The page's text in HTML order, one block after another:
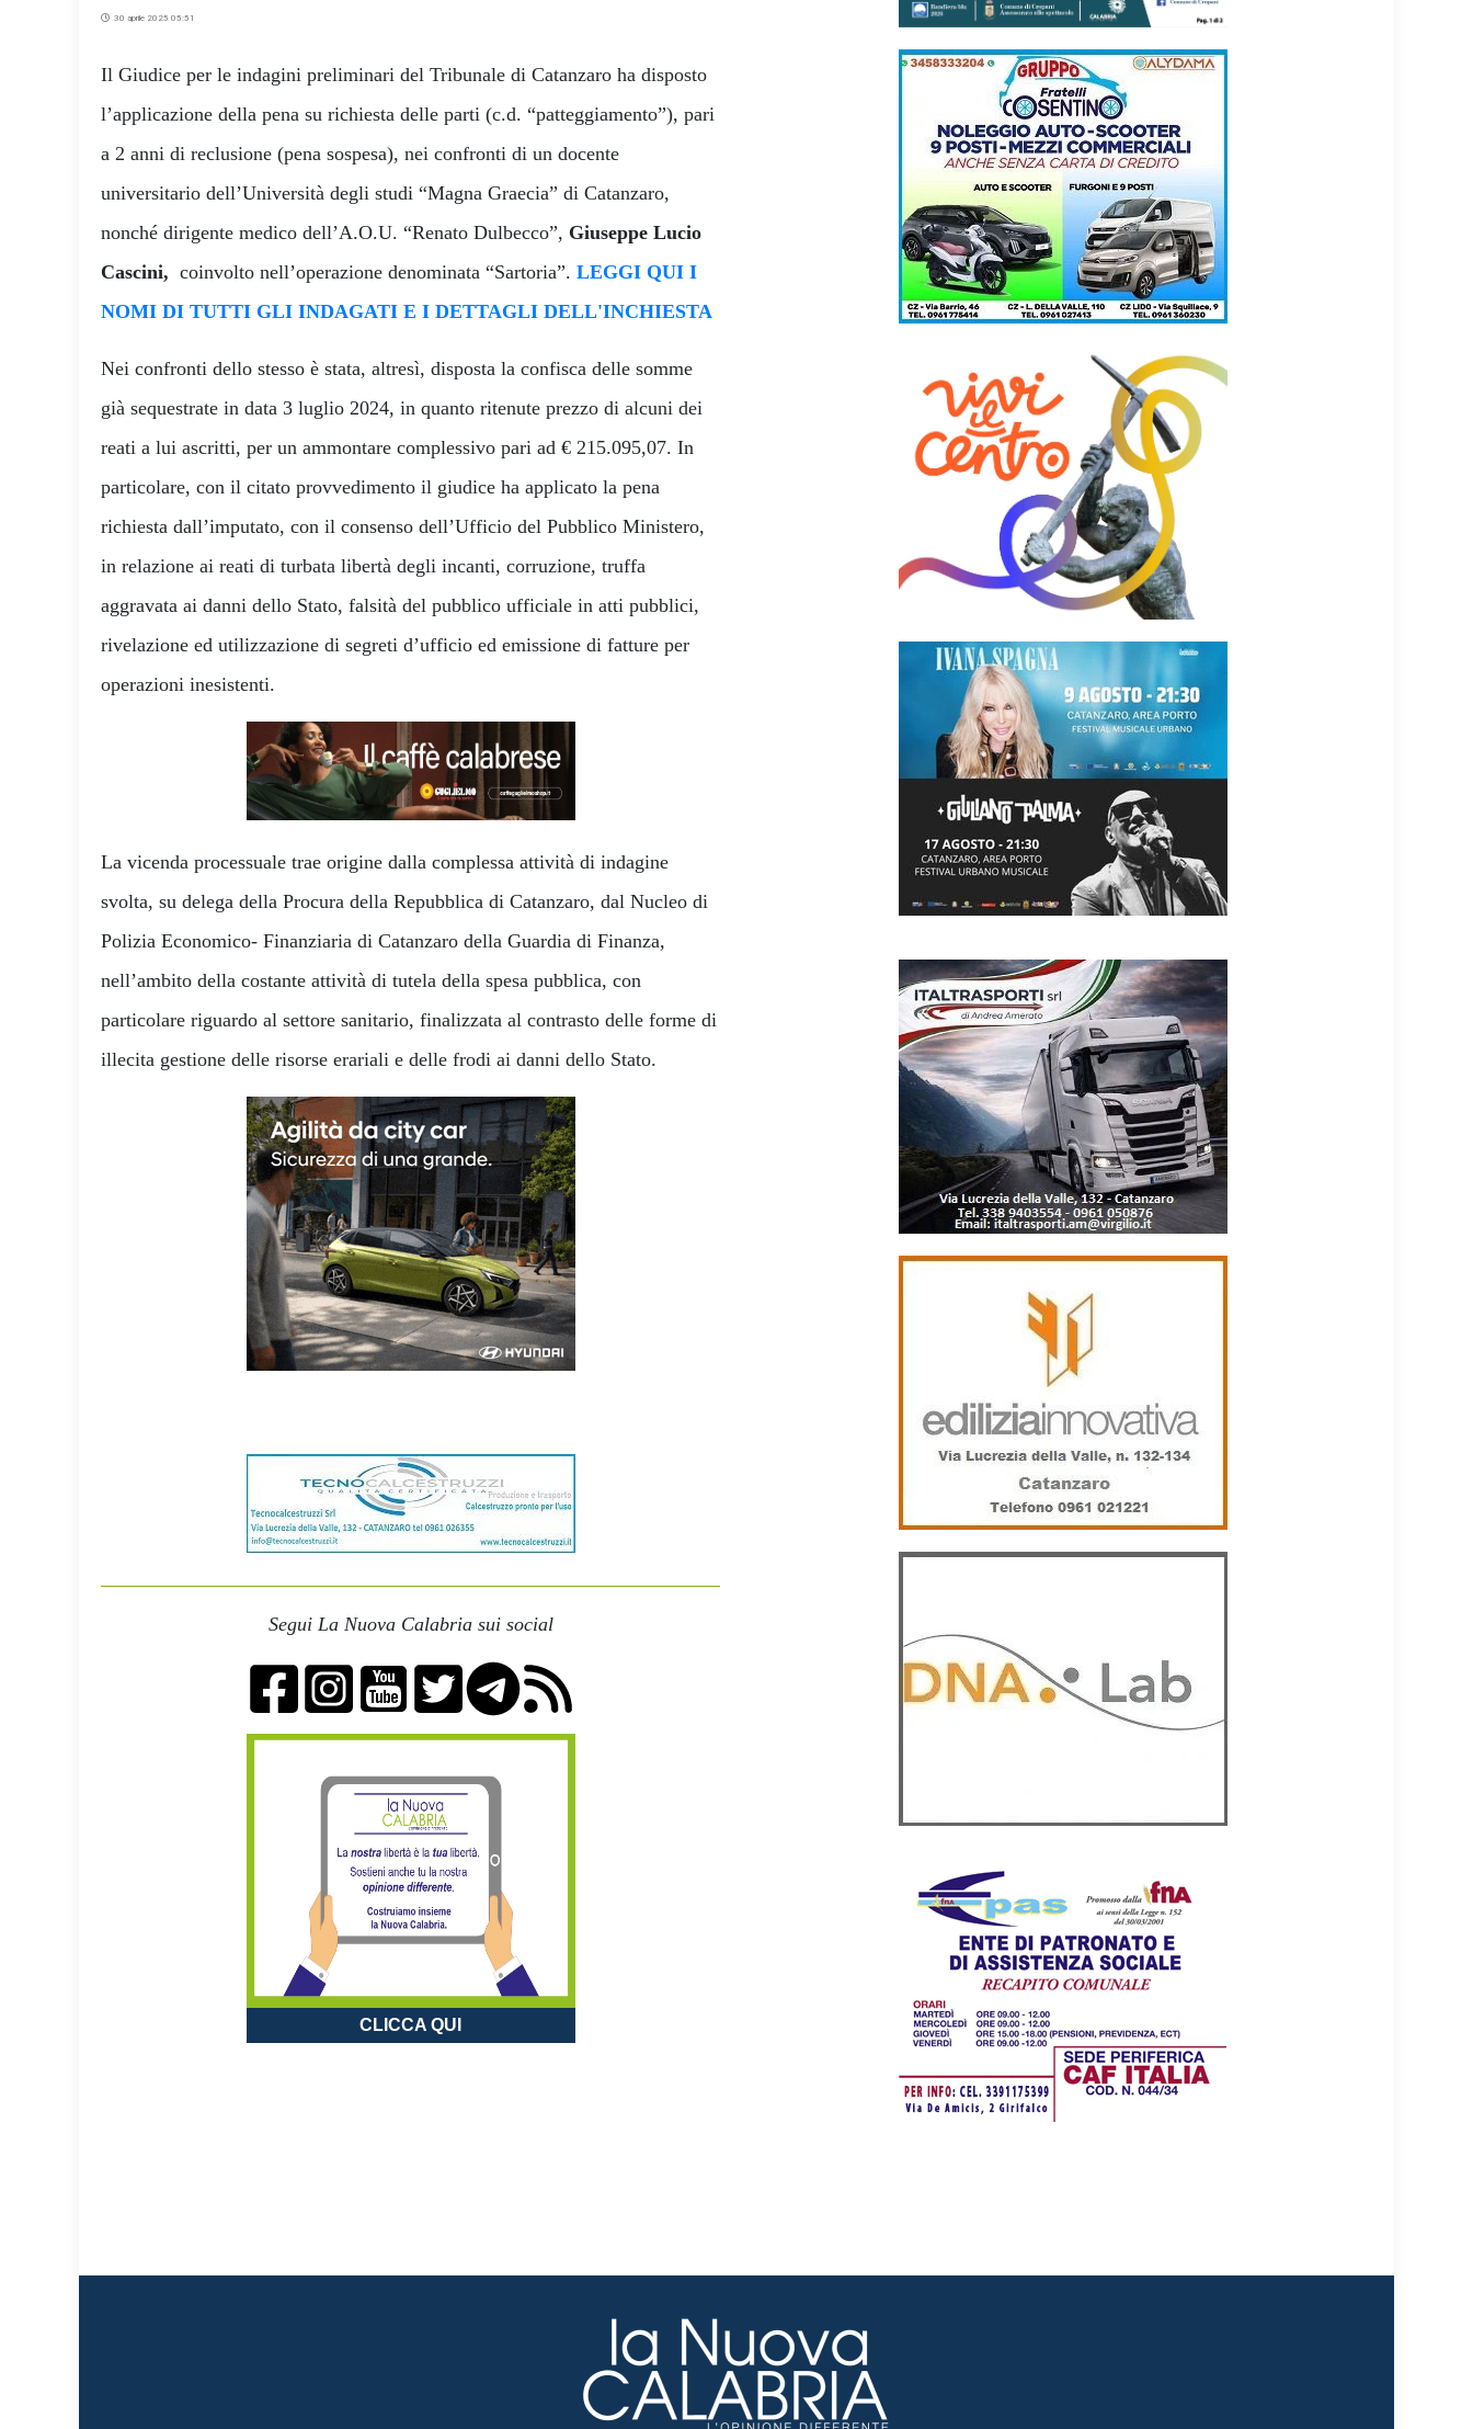
30 aprile 2025 05:51
Il Giudice per le indagini preliminari del Tribunale di Catanzaro ha disposto
l’applicazione della pena su richiesta delle parti (c.d. “patteggiamento”), pari
a 2 anni di reclusione (pena sospesa), nei confronti di un docente
universitario dell’Università degli studi “Magna Graecia” di Catanzaro,
nonché dirigente medico dell’A.O.U. “Renato Dulbecco”, Giuseppe Lucio
Cascini, coinvolto nell’operazione denominata “Sartoria”. LEGGI QUI I
NOMI DI TUTTI GLI INDAGATI E I DETTAGLI DELL'INCHIESTA
Nei confronti dello stesso è stata, altresì, disposta la confisca delle somme
già sequestrate in data 3 luglio 2024, in quanto ritenute prezzo di alcuni dei
reati a lui ascritti, per un ammontare complessivo pari ad € 215.095,07. In
particolare, con il citato provvedimento il giudice ha applicato la pena
richiesta dall’imputato, con il consenso dell’Ufficio del Pubblico Ministero,
in relazione ai reati di turbata libertà degli incanti, corruzione, truffa
aggravata ai danni dello Stato, falsità del pubblico ufficiale in atti pubblici,
rivelazione ed utilizzazione di segreti d’ufficio ed emissione di fatture per
operazioni inesistenti.
La vicenda processuale trae origine dalla complessa attività di indagine
svolta, su delega della Procura della Repubblica di Catanzaro, dal Nucleo di
Polizia Economico- Finanziaria di Catanzaro della Guardia di Finanza,
nell’ambito della costante attività di tutela della spesa pubblica, con
particolare riguardo al settore sanitario, finalizzata al contrasto delle forme di
illecita gestione delle risorse erariali e delle frodi ai danni dello Stato.
Segui La Nuova Calabria sui social
CLICCA QUI